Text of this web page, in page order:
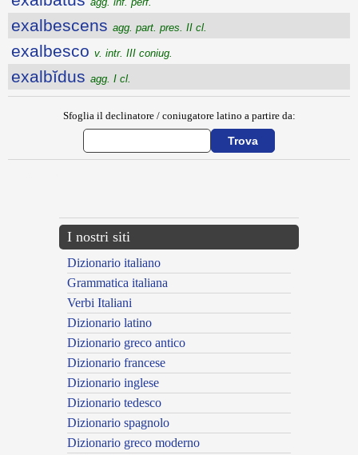
exalbescens agg. part. pres. II cl.
exalbesco v. intr. III coniug.
exalbĭdus agg. I cl.
Sfoglia il declinatore / coniugatore latino a partire da:
I nostri siti
Dizionario italiano
Grammatica italiana
Verbi Italiani
Dizionario latino
Dizionario greco antico
Dizionario francese
Dizionario inglese
Dizionario tedesco
Dizionario spagnolo
Dizionario greco moderno